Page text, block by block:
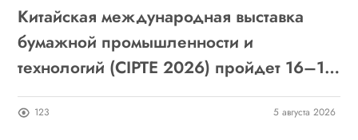
Китайская международная выставка
бумажной промышленности и
технологий (CIPTE 2026) пройдет 16–18
сентября в Ухане: приглашаем к участию
123 5 августа 2026